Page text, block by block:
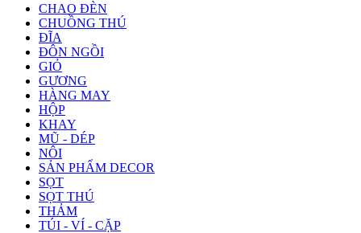
CHAO ĐÈN
CHUỒNG THÚ
ĐĨA
ĐÔN NGỒI
GIỎ
GƯƠNG
HÀNG MAY
HỘP
KHAY
MŨ - DÉP
NÔI
SẢN PHẨM DECOR
SỌT
SỌT THÚ
THẢM
TÚI - VÍ - CẶP